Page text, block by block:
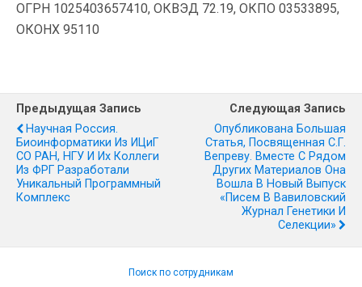
ОГРН 1025403657410, ОКВЭД 72.19, ОКПО 03533895,
ОКОНХ 95110
Предыдущая Запись
Научная Россия.
Биоинформатики Из ИЦиГ
СО РАН, НГУ И Их Коллеги
Из ФРГ Разработали
Уникальный Программный
Комплекс
Следующая Запись
Опубликована Большая
Статья, Посвященная С.Г.
Вепреву. Вместе С Рядом
Других Материалов Она
Вошла В Новый Выпуск
«Писем В Вавиловский
Журнал Генетики И
Селекции»
Поиск по сотрудникам